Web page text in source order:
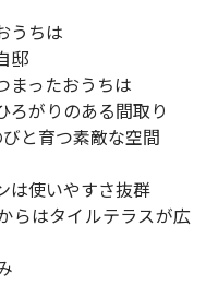
うちは
邸
まったおうちは
ろがりのある間取り
と育つ素敵な空間
は使いやすさ抜群
らはタイルテラスが広